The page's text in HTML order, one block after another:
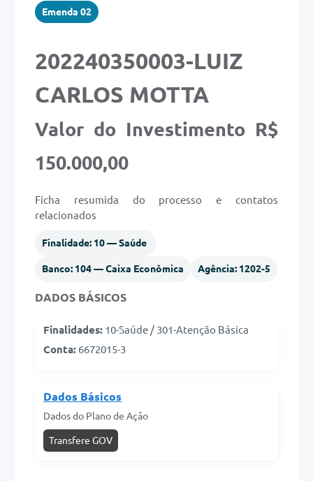
Notícias
Obras
Galeria de Vídeos
Contas Públicas
Legislação
Agenda
Emenda 02
202240350003-LUIZ
CARLOS MOTTA
Valor do Investimento R$
150.000,00
Ficha resumida do processo e contatos
relacionados
Finalidade: 10 — Saúde
Banco: 104 — Caixa Econômica Agência: 1202-5
DADOS BÁSICOS
Finalidades: 10-Saúde / 301-Atenção Básica
Conta: 6672015-3
Dados Básicos
Dados do Plano de Ação
Transfere GOV